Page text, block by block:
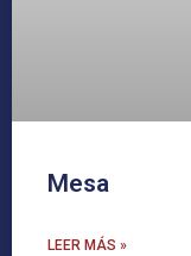
Mesa
LEER MÁS »